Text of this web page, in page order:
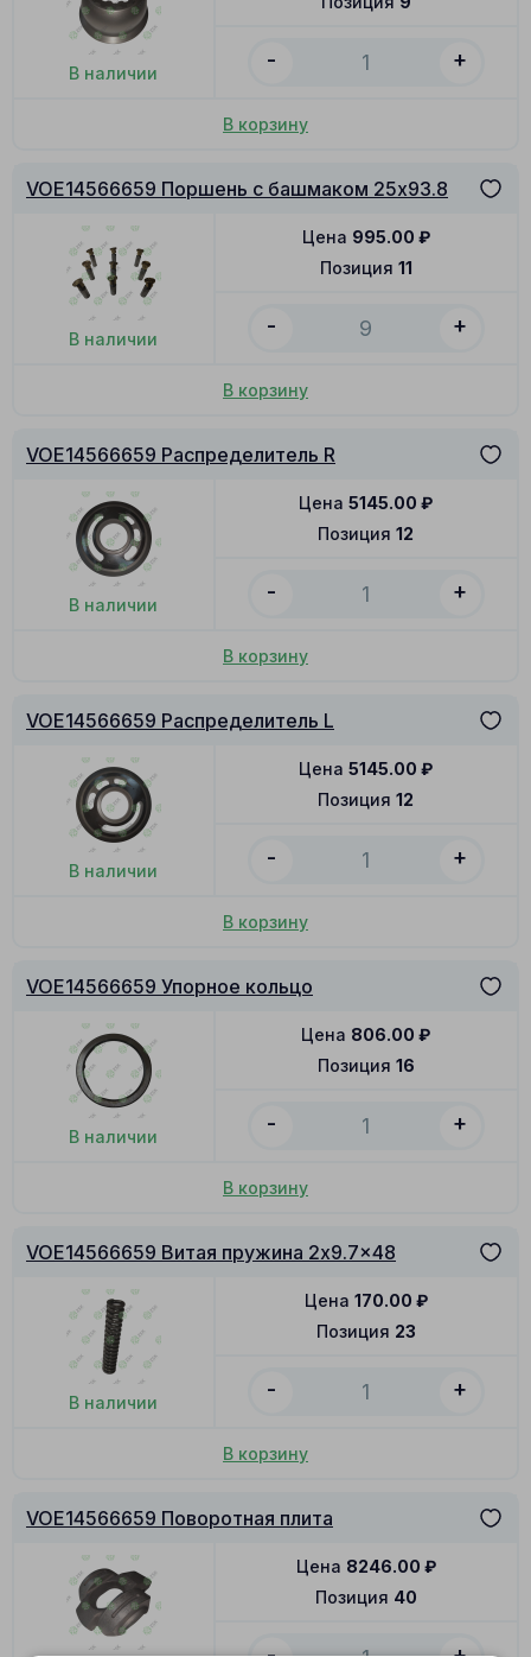
В наличии
- +
В корзину
VOE14566659 Поршень с башмаком 25x93.8
В наличии
Позиция 11
Цена 995.00 ₽
- +
В корзину
VOE14566659 Распределитель R
В наличии
Позиция 12
Цена 5145.00 ₽
- +
В корзину
VOE14566659 Распределитель L
В наличии
Позиция 12
Цена 5145.00 ₽
- +
В корзину
VOE14566659 Упорное кольцо
В наличии
Позиция 16
Цена 806.00 ₽
- +
В корзину
VOE14566659 Витая пружина 2x9.7x48
В наличии
Позиция 23
Цена 170.00 ₽
- +
В корзину
VOE14566659 Поворотная плита
Позиция 40
Цена 8246.00 ₽